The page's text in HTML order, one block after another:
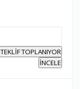
TEKLİF TOPLANIYOR
İNCELE